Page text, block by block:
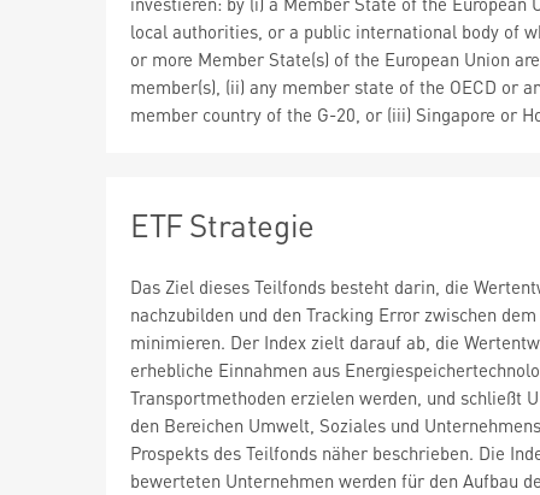
local authorities, or a public international body of
or more Member State(s) of the European Union are
member(s), (ii) any member state of the OECD or
member country of the G-20, or (iii) Singapore or
ETF Strategie
Das Ziel dieses Teilfonds besteht darin, die
nachzubilden und den Tracking Error zwischen
minimieren. Der Index zielt darauf ab, die
erhebliche Einnahmen aus
Transportmethoden erzielen werden, und schließt
den Bereichen Umwelt, Soziales und
Prospekts des Teilfonds näher beschrieben. Die
bewerteten Unternehmen werden für den Aufbau